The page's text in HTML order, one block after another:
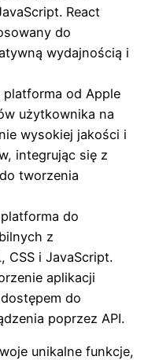
React
do
wydajnością i
od Apple
użytkownika na
wysokiej jakości i
integrując się z
tworzenia
do
z
CSS i JavaScript.
aplikacji
do
poprzez API.
unikalne funkcje,